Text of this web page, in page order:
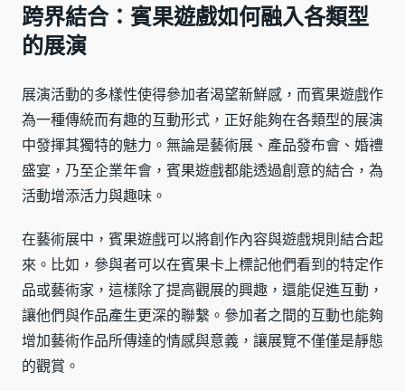
跨界結合：賓果遊戲如何融入各類型
的展演
展演活動的多樣性使得參加者渴望新鮮感，而賓果遊戲作
為一種傳統而有趣的互動形式，正好能夠在各類型的展演
中發揮其獨特的魅力。無論是藝術展、產品發布會、婚禮
盛宴，乃至企業年會，賓果遊戲都能透過創意的結合，為
活動增添活力與趣味。
在藝術展中，賓果遊戲可以將創作內容與遊戲規則結合起
來。比如，參與者可以在賓果卡上標記他們看到的特定作
品或藝術家，這樣除了提高觀展的興趣，還能促進互動，
讓他們與作品產生更深的聯繫。參加者之間的互動也能夠
增加藝術作品所傳達的情感與意義，讓展覽不僅僅是靜態
的觀賞。